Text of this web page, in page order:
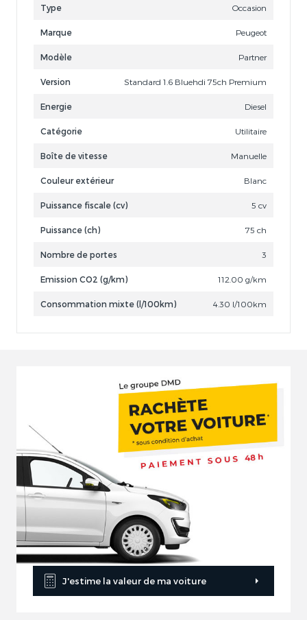
Type Occasion
Marque Peugeot
Modèle Partner
Version Standard 1.6 Bluehdi 75ch Premium
Energie Diesel
Catégorie Utilitaire
Boîte de vitesse Manuelle
Couleur extérieur Blanc
Puissance fiscale (cv) 5 cv
Puissance (ch) 75 ch
Nombre de portes 3
Emission CO2 (g/km) 112.00 g/km
Consommation mixte (l/100km) 4.30 l/100km
J'estime la valeur de ma voiture